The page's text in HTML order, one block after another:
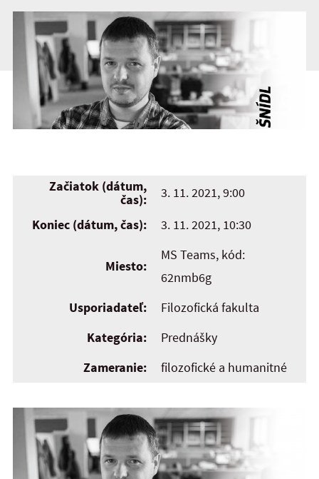
Začiatok (dátum,
čas):
3. 11. 2021, 9:00
Koniec (dátum, čas):
3. 11. 2021, 10:30
Miesto:
MS Teams, kód:
62nmb6g
Usporiadateľ:
Filozofická fakulta
Kategória:
Prednášky
Zameranie:
filozofické a humanitné